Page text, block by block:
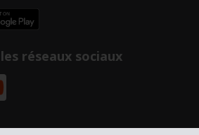
réseaux sociaux